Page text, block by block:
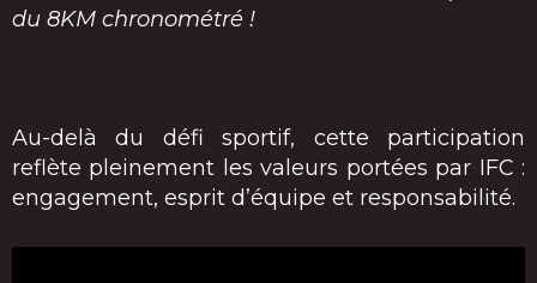
du 8KM chronométré !
Au-delà du défi sportif, cette participation
reflète pleinement les valeurs portées par IFC :
engagement, esprit d’équipe et responsabilité.